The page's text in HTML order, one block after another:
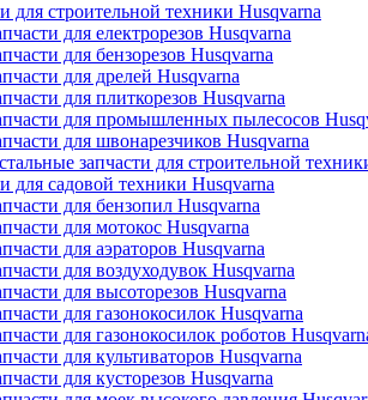
для строительной техники Husqvarna
для електрорезов Husqvarna
для бензорезов Husqvarna
для дрелей Husqvarna
для плиткорезов Husqvarna
для промышленных пылесосов
для швонарезчиков Husqvarna
запчасти для строительной
для садовой техники Husqvarna
для бензопил Husqvarna
для мотокос Husqvarna
для аэраторов Husqvarna
для воздуходувок Husqvarna
для высоторезов Husqvarna
для газонокосилок Husqvarna
для газонокосилок роботов
для культиваторов Husqvarna
для кусторезов Husqvarna